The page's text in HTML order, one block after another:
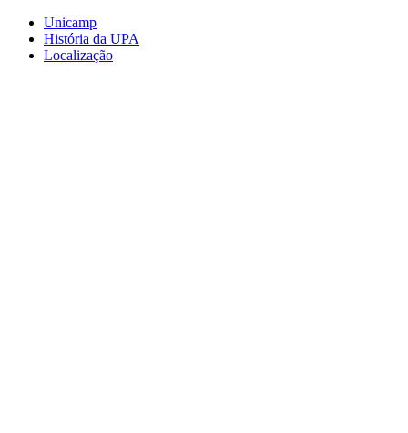
Conteúdo principal
Unicamp
História da UPA
Localização